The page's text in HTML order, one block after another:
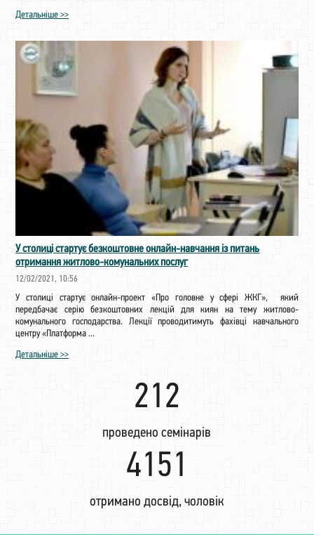
Детальніше >>
У столиці стартує безкоштовне онлайн-навчання із питань
отримання житлово-комунальних послуг
12/02/2021, 10:56
У столиці стартує онлайн-проект «Про головне у сфері ЖКГ», який
передбачає серію безкоштовних лекцій для киян на тему житлово-
комунального господарства. Лекції проводитимуть фахівці навчального
центру «Платформа ...
Детальніше >>
222
проведено семінарів
4345
отримано досвід, чоловік